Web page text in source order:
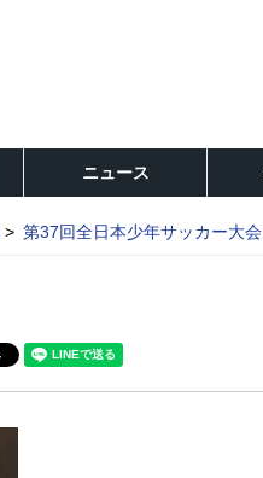
ニュース
第37回全日本少年サッカー大会